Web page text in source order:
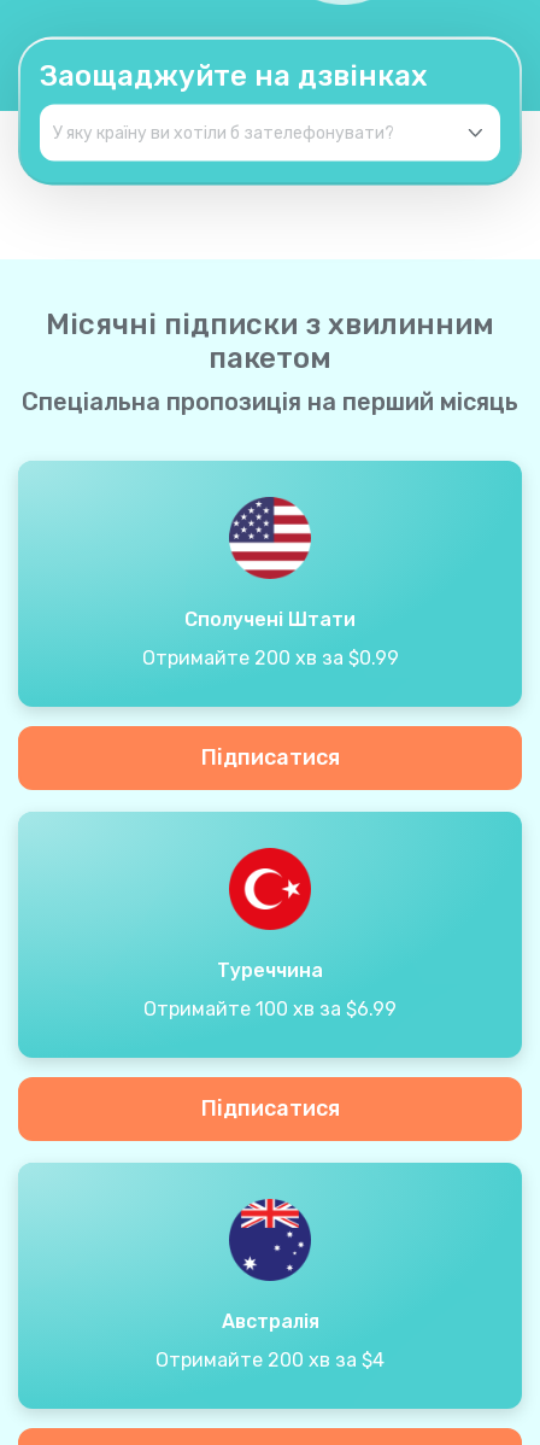
Заощаджуйте на дзвінках
Місячні підписки з хвилинним
пакетом
Спеціальна пропозиція на перший місяць
Сполучені Штати
Отримайте 200 хв за $0.99
Підписатися
Туреччина
Отримайте 100 хв за $6.99
Підписатися
Австралія
Отримайте 200 хв за $4